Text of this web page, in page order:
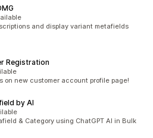
67
and display variant metafields
Registration
6
on new customer account profile page!
by AI
2
& Category using ChatGPT AI in Bulk